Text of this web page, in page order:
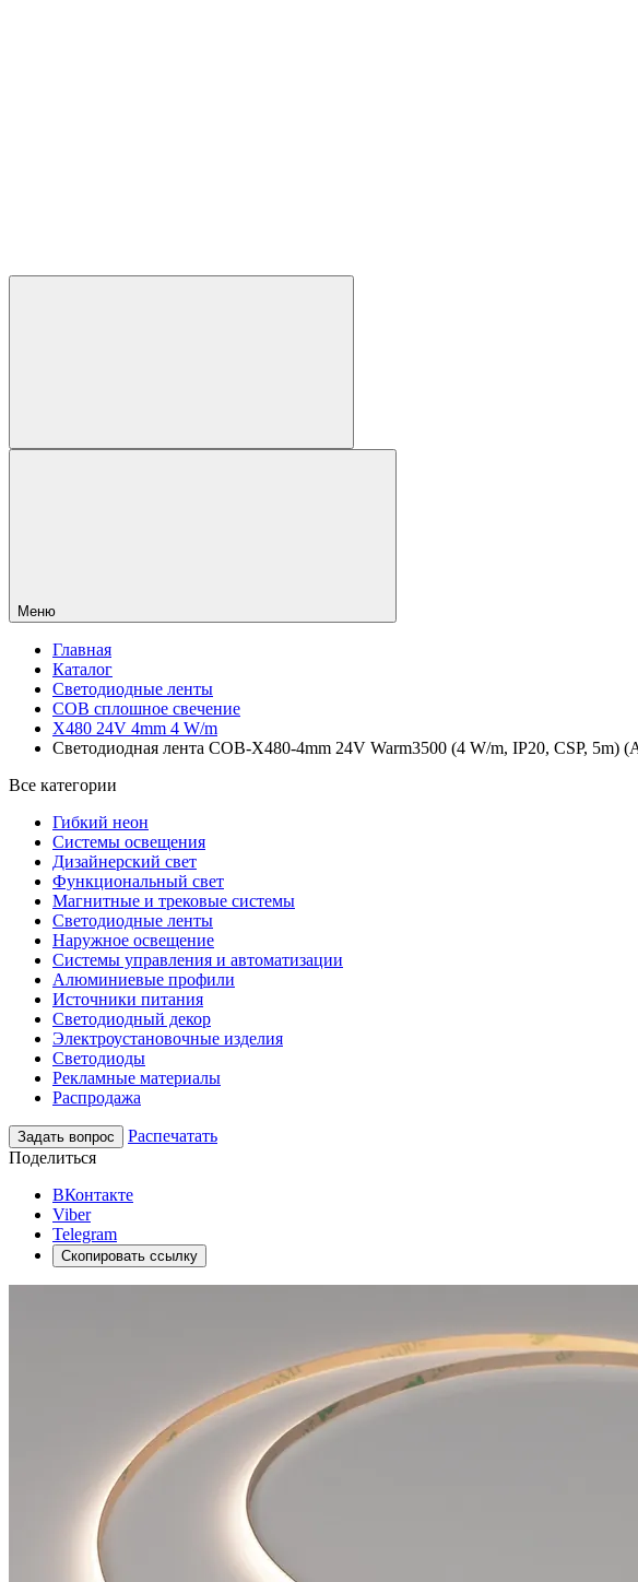
Меню
Главная
Каталог
Светодиодные ленты
COB сплошное свечение
X480 24V 4mm 4 W/m
Светодиодная лента COB-X480-4mm 24V Warm3500 (4 W/m, IP20, CSP, 5m)
Все категории
Гибкий неон
Системы освещения
Дизайнерский свет
Функциональный свет
Магнитные и трековые системы
Светодиодные ленты
Наружное освещение
Системы управления и автоматизации
Алюминиевые профили
Источники питания
Светодиодный декор
Электроустановочные изделия
Светодиоды
Рекламные материалы
Распродажа
Задать вопрос
Распечатать
Поделиться
ВКонтакте
Viber
Telegram
Скопировать ссылку